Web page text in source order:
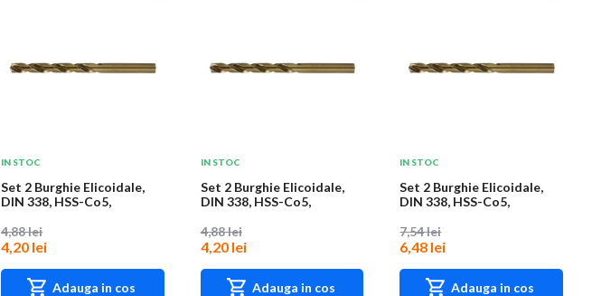
IN STOC
Set 2 Burghie Elicoidale,
DIN 338, HSS-Co5,
4,88 lei
4,20 lei
Adauga in cos
IN STOC
Set 2 Burghie Elicoidale,
DIN 338, HSS-Co5,
4,88 lei
4,20 lei
Adauga in cos
IN STOC
Set 2 Burghie Elicoidale,
DIN 338, HSS-Co5,
7,54 lei
6,48 lei
Adauga in cos